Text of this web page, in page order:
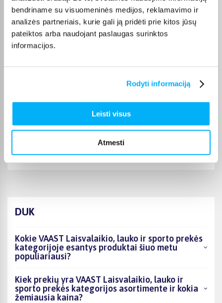
bendriname su visuomeninės medijos, reklamavimo ir
analizės partneriais, kurie gali ją pridėti prie kitos jūsų
pateiktos arba naudojant paslaugas surinktos
informacijos.
Rodyti informaciją
Leisti visus
Atmesti
Eglė J.
Patvirtintas pirkėjas
Prekė kokybiška. Greitas pristatymas 👌
Puikus pirkinys
Deividas V.
Preke tokia kokia ir tikejausi.
DUK
Kokie VAAST Laisvalaikio, lauko ir sporto prekės
kategorijoje esantys produktai šiuo metu
populiariausi?
Kiek prekių yra VAAST Laisvalaikio, lauko ir
sporto prekės kategorijos asortimente ir kokia
žemiausia kaina?